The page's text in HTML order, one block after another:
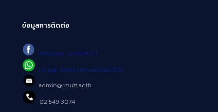
ข้อมูลการติดต่อ
Fanpage : AritRMUTT
Line@ : https://lin.ee/tXe209C
admin@rmutt.ac.th
02 549 3074